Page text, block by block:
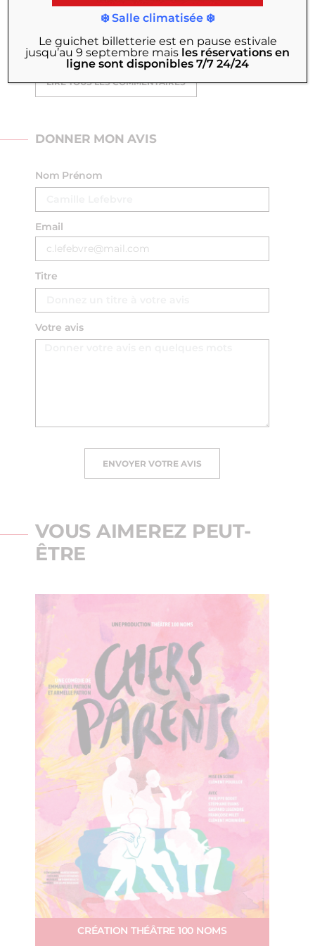
quand même" je cite.
LIRE TOUS LES COMMENTAIRES
DONNER MON AVIS
Nom Prénom
Email
Titre
Votre avis
ENVOYER VOTRE AVIS
VOUS AIMEREZ PEUT-
ÊTRE
CRÉATION THÉÂTRE 100 NOMS
❄️ Salle climatisée ❄️
Le guichet billetterie est en pause estivale
jusqu’au 9 septembre mais les réservations en
ligne sont disponibles 7/7 24/24